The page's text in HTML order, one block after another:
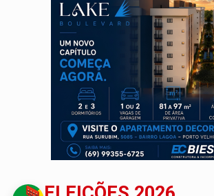
06/08/2026 - Publicação Legal
AVISO DE LICITAÇÃO: PREGÃO ELETRÔNICO
90595/2025/SUPEL/RO